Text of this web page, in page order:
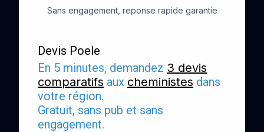
Sans engagement, reponse rapide garantie
Devis Poele
En 5 minutes, demandez 3 devis
comparatifs aux cheministes dans
votre région.
Gratuit, sans pub et sans
engagement.